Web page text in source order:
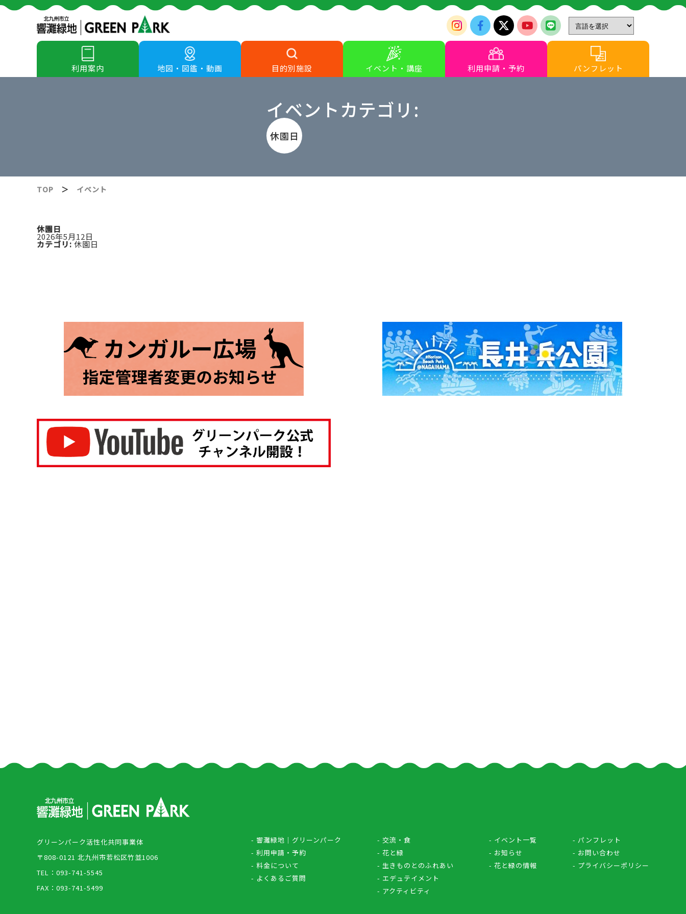
利用案内 地図・図鑑・動画 目的別施設 イベント・講座 利用申請・予約 パンフレット
イベントカテゴリ:
休園日
TOP ＞ イベント
休園日
2026年5月12日
カテゴリ: 休園日
グリーンパーク活性化共同事業体
〒808-0121 北九州市若松区竹並1006
TEL：093-741-5545
FAX：093-741-5499
- 響灘緑地｜グリーンパーク
- 利用申請・予約
- 料金について
- よくあるご質問
- 交流・食
- 花と緑
- 生きものとのふれあい
- エデュテイメント
- アクティビティ
- イベント一覧
- お知らせ
- 花と緑の情報
- パンフレット
- お問い合わせ
- プライバシーポリシー